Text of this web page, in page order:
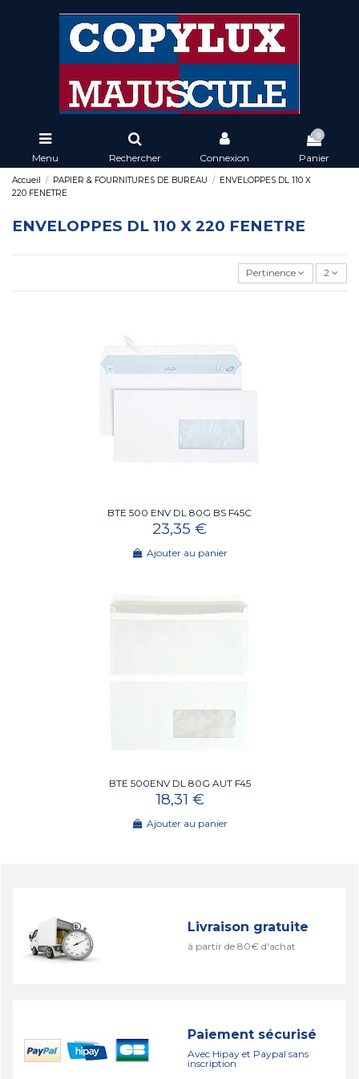
Menu Rechercher Connexion
0
Panier
Accueil PAPIER & FOURNITURES DE BUREAU
ENVELOPPES DL 110 X
220 FENETRE
ENVELOPPES DL 110 X 220 FENETRE
Pertinence 2
BTE 500 ENV DL 80G BS F45C
23,35 €
Ajouter au panier
BTE 500ENV DL 80G AUT F45
18,31 €
Ajouter au panier
Livraison gratuite
à partir de 80€ d'achat
Paiement sécurisé
Avec Hipay et Paypal sans
inscription